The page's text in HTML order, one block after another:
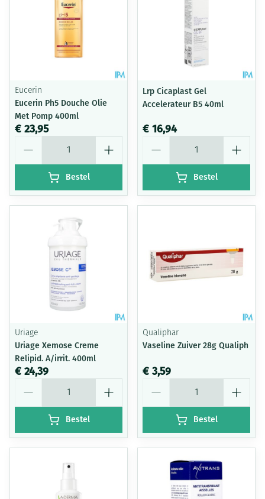
Eucerin
Eucerin Ph5 Douche Olie
Met Pomp 400ml
€ 23,95
Bestel
Lrp Cicaplast Gel
Accelerateur B5 40ml
€ 16,94
Bestel
Uriage
Uriage Xemose Creme
Relipid. A/irrit. 400ml
€ 24,39
Bestel
Qualiphar
Vaseline Zuiver 28g Qualiph
€ 3,59
Bestel